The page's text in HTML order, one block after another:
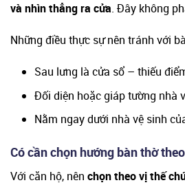
và nhìn thẳng ra cửa. Đây không
Những điều thực sự nên tránh với
Sau lưng là cửa sổ – thiếu
Đối diện hoặc giáp tường nhà
Nằm ngay dưới nhà vệ sinh
Có cần chọn hướng bàn thờ
Với căn hộ, nên chọn theo vị thế